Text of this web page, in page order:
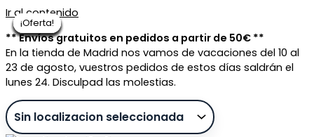
Ir al contenido
** Envíos gratuitos en pedidos a partir de 50€ **
En la tienda de Madrid nos vamos de vacaciones del 10 al
23 de agosto, vuestros pedidos de estos días saldrán el
lunes 24. Disculpad las molestias.
¡Oferta!
¡Oferta!
¡Oferta!
¡Oferta!
¡Oferta!
¡Oferta!
¡Oferta!
¡Oferta!
¡Oferta!
¡Oferta!
¡Oferta!
¡Oferta!